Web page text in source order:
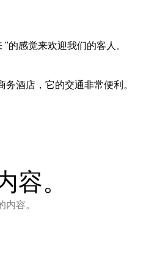
的感觉来欢迎我们的客人。
酒店，它的交通非常便利。
容。
内容。